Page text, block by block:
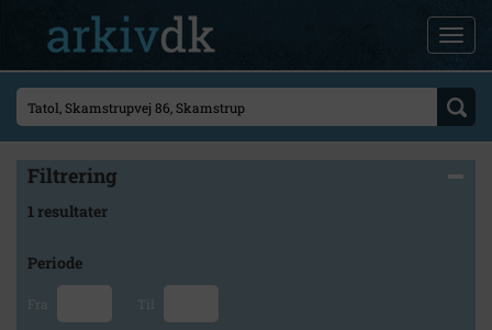
Filtrering
1 resultater
Periode
Fra Til